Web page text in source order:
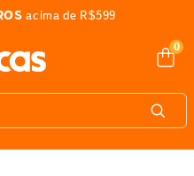
acima de R$599
0